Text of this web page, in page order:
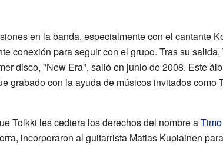
en la banda, especialmente con el cantante
conexión para seguir con el grupo. Tras su
disco, "New Era", salió en junio de 2008. Este
grabado con la ayuda de músicos invitados como
Tolkki les cediera los derechos del nombre a
incorporaron al guitarrista Matias Kupiainen